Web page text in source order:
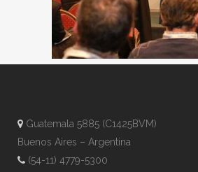
Guatemala 5885 (C1425BVM)
Buenos Aires – Argentina
(54-11) 4779-5300